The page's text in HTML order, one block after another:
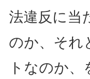
法違反に当
のか、それ
トなのか